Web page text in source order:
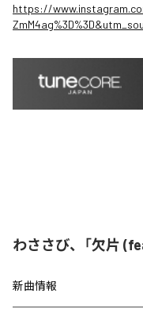
https://
わささび、「欠片
新曲情報